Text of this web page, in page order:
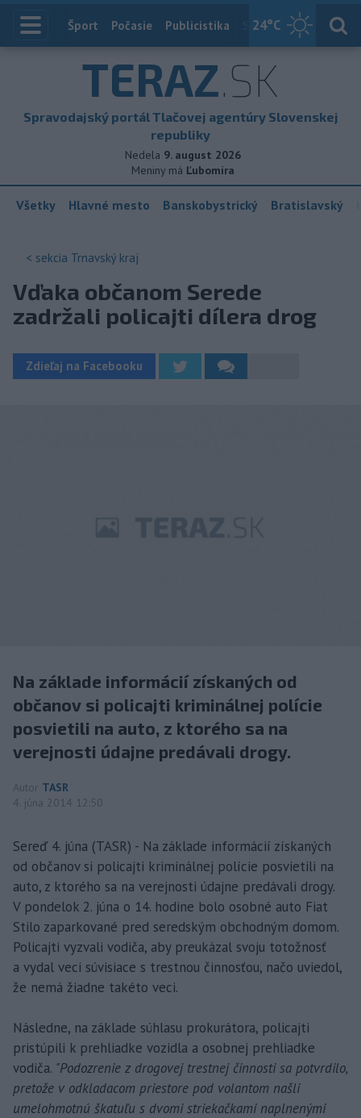
24°C
Index
Šport Počasie Publicistika Slovensko
TERAZ.SK
Spravodajský portál Tlačovej agentúry Slovenskej
republiky
Nedela 9. august 2026
Meniny má Ľubomíra
Všetky Hlavné mesto Banskobystrický Bratislavský
< sekcia Trnavský kraj
Vďaka občanom Serede
zadržali policajti dílera drog
Zdieľaj na Facebooku
Na základe informácií získaných od
občanov si policajti kriminálnej polície
posvietili na auto, z ktorého sa na
verejnosti údajne predávali drogy.
Autor TASR
4. júna 2014 12:50
Sereď 4. júna (TASR) - Na základe informácií získaných
od občanov si policajti kriminálnej polície posvietili na
auto, z ktorého sa na verejnosti údajne predávali drogy.
V pondelok 2. júna o 14. hodine bolo osobné auto Fiat
Stilo zaparkované pred seredským obchodným domom.
Policajti vyzvali vodiča, aby preukázal svoju totožnosť
a vydal veci súvisiace s trestnou činnosťou, načo uviedol,
že nemá žiadne takéto veci.
Následne, na základe súhlasu prokurátora, policajti
pristúpili k prehliadke vozidla a osobnej prehliadke
vodiča. "Podozrenie z drogovej trestnej činnosti sa potvrdilo,
pretože v odkladacom priestore pod volantom našli
umelohmotnú škatuľu s dvomi striekačkami naplnenými